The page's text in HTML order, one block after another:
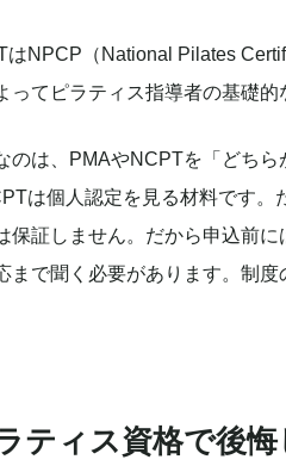
はNPCP（National Pilates
ってピラティス指導者の基礎
のは、PMAやNCPTを「どち
は個人認定を見る材料です
保証しません。だから申込前
まで聞く必要があります。制度
ティス資格で後